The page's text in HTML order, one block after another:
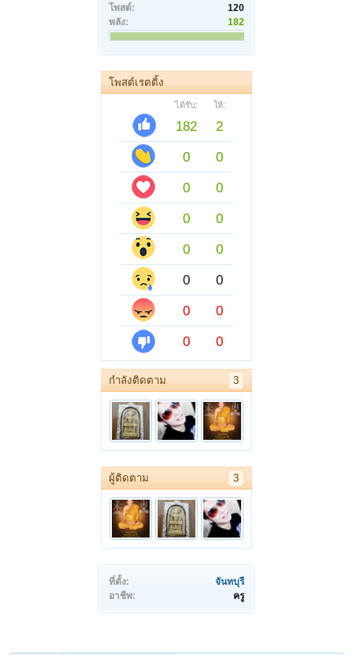
โพสต์:
120
พลัง:
182
โพสต์เรตติ้ง
ได้รับ: ให้:
182
2
0
0
0
0
0
0
0
0
0
0
0
0
0
0
กำลังติดตาม 3
ผู้ติดตาม 3
ที่ตั้ง:
จันทบุรี
อาชีพ:
ครู